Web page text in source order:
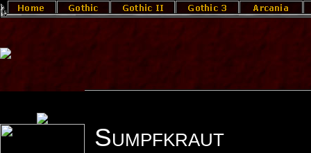
Sumpfkraut